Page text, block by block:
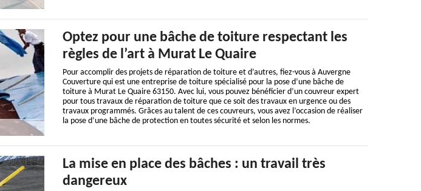
Optez pour une bâche de toiture respectant les
règles de l’art à Murat Le Quaire
Pour accomplir des projets de réparation de toiture et d’autres, fiez-vous à Auvergne
Couverture qui est une entreprise de toiture spécialisé pour la pose d’une bâche de
toiture à Murat Le Quaire 63150. Avec lui, vous pouvez bénéficier d’un couvreur expert
pour tous travaux de réparation de toiture que ce soit des travaux en urgence ou des
travaux programmés. Grâces au talent de ces couvreurs, vous avez l’occasion de réaliser
la pose d’une bâche de protection en toutes sécurité et selon les normes.
La mise en place des bâches : un travail très
dangereux